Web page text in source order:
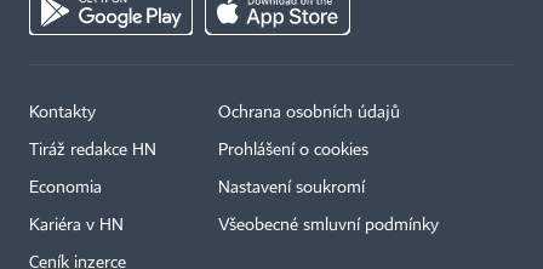
Kontakty
Tiráž redakce HN
Economia
Kariéra v HN
Ceník inzerce
Ochrana osobních údajů
Prohlášení o cookies
Nastavení soukromí
Všeobecné smluvní podmínky